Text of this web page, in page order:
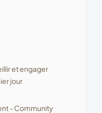
et engager
jour
- Community